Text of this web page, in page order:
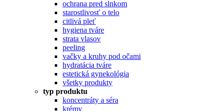
ochrana pred slnkom
starostlivosť o telo
citlivá pleť
hygiena tváre
strata vlasov
peeling
vačky a kruhy pod očami
hydratácia tváre
estetická gynekológia
všetky produkty
typ produktu
koncentráty a séra
krémy